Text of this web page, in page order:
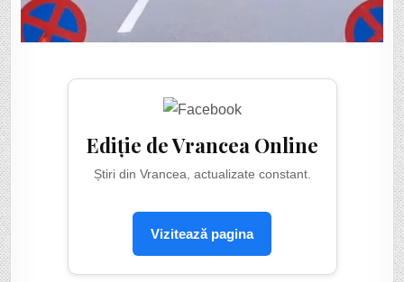
Ediție de Vrancea Online
Știri din Vrancea, actualizate constant.
Vizitează pagina